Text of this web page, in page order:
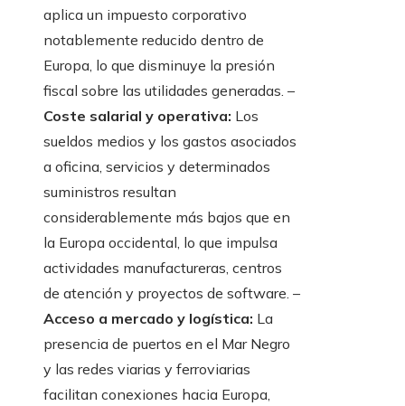
aplica un impuesto corporativo
notablemente reducido dentro de
Europa, lo que disminuye la presión
fiscal sobre las utilidades generadas. –
Coste salarial y operativa: Los
sueldos medios y los gastos asociados
a oficina, servicios y determinados
suministros resultan
considerablemente más bajos que en
la Europa occidental, lo que impulsa
actividades manufactureras, centros
de atención y proyectos de software. –
Acceso a mercado y logística: La
presencia de puertos en el Mar Negro
y las redes viarias y ferroviarias
facilitan conexiones hacia Europa,